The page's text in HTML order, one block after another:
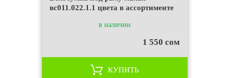
вс011.022.1.1 цвета в ассортименте
в наличии
1 550 сом
КУПИТЬ